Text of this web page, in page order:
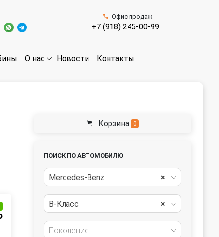
Офис продаж
+7 (918) 245-00-99
О нас Новости Контакты
Корзина 0
ПОИСК ПО АВТОМОБИЛЮ
×
Mercedes-Benz
×
B-Класс
Поколение